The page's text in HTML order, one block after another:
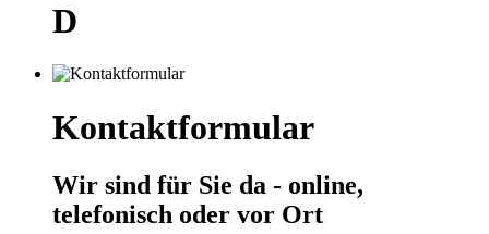
D
Kontaktformular
Wir sind für Sie da - online,
telefonisch oder vor Ort